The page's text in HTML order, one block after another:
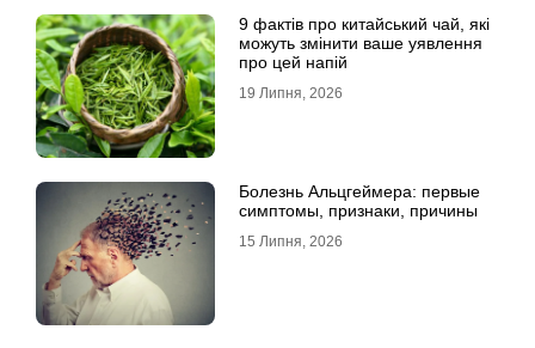
9 фактів про китайський чай, які
можуть змінити ваше уявлення
про цей напій
19 Липня, 2026
Болезнь Альцгеймера: первые
симптомы, признаки, причины
15 Липня, 2026